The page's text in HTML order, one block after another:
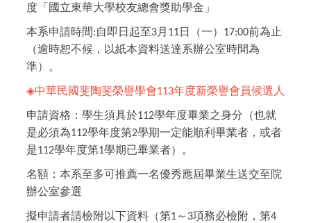
度「國立東華大學校友總會獎助學金」
本系申請時間:自即日起至3月 11日（一） 17:00前為止
（逾時恕不候，以紙本資料送達系辦公室時間為
準）。
◈中華民國斐陶斐榮譽學會113年度新榮譽會員候選人
申請資格 ： 學生須具於112學年度畢業之身分（也就
是必須為112學年度第2學期一定能順利畢業者，或者
是112學年度第1學期已畢業者）。
名額 ： 本系至多可推薦一名優秀應屆畢業生送交至院
辦公室參選
擬申請者請檢附以下資料（第1～ 3項務必檢附，第4